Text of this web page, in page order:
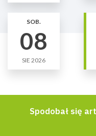
SOB.
08
SIE 2026
Spodobał się